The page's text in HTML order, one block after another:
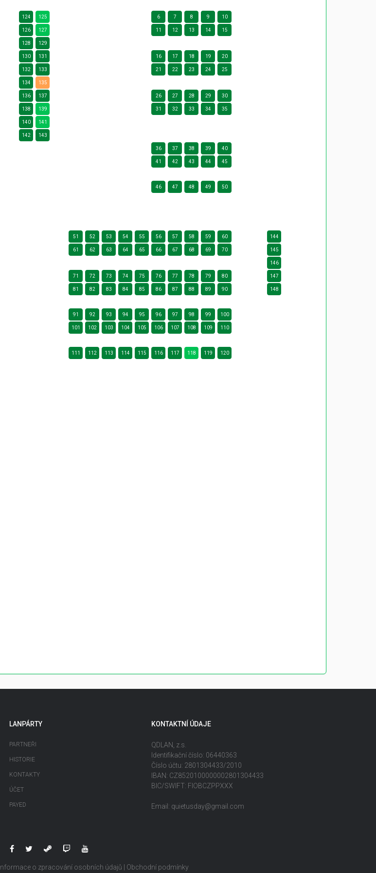
124 125 6 7 8 9 10
126 127 11 12 13 14 15
128 129
130 131 16 17 18 19 20
132 133 21 22 23 24 25
134 135
136 137 26 27 28 29 30
138 139 31 32 33 34 35
140 141
142 143
36 37 38 39 40
41 42 43 44 45
46 47 48 49 50
51 52 53 54 55 56 57 58 59 60 144
61 62 63 64 65 66 67 68 69 70 145
146
71 72 73 74 75 76 77 78 79 80 147
81 82 83 84 85 86 87 88 89 90 148
91 92 93 94 95 96 97 98 99 100
101 102 103 104 105 106 107 108 109 110
111 112 113 114 115 116 117 118 119 120
LANPÁRTY
PARTNEŘI
HISTORIE
KONTAKTY
ÚČET
PAYED
KONTAKTNÍ ÚDAJE
QDLAN, z.s.
Identifikační číslo: 06440363
Číslo účtu: 2801304433/2010
IBAN: CZ8520100000002801304433
BIC/SWIFT: FIOBCZPPXXX
Email: quietusday@gmail.com
Informace o zpracování osobních údajů Obchodní podmínky